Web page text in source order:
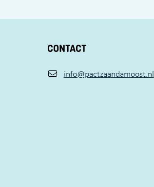
CONTACT
info@pactzaandamoost.nl